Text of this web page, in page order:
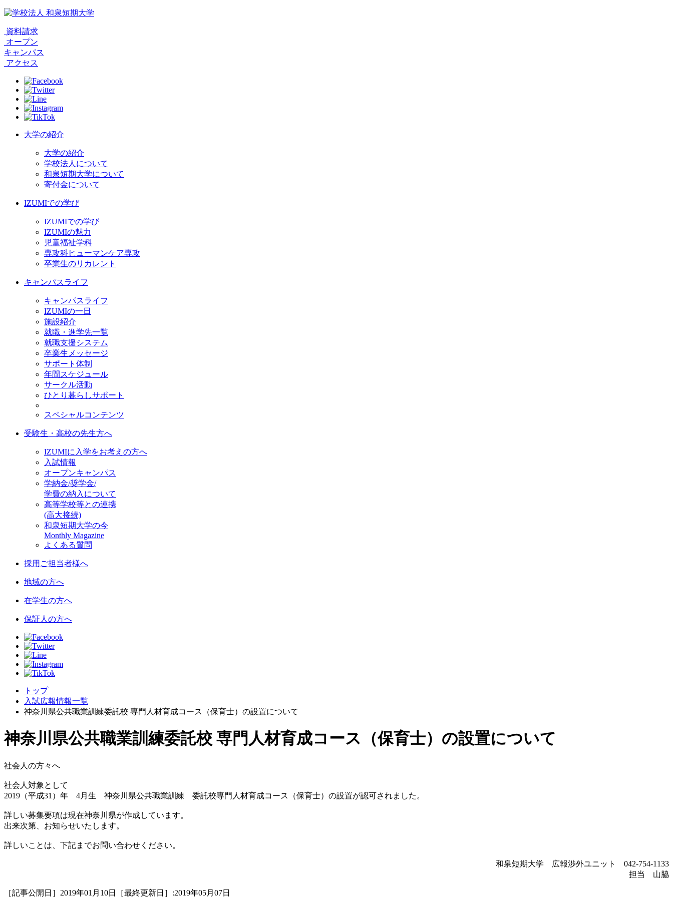
資料請求
オープン
キャンパス
アクセス
大学の紹介
大学の紹介
学校法人について
和泉短期大学について
寄付金について
IZUMIでの学び
IZUMIでの学び
IZUMIの魅力
児童福祉学科
専攻科ヒューマンケア専攻
卒業生のリカレント
キャンパスライフ
キャンパスライフ
IZUMIの一日
施設紹介
就職・進学先一覧
就職支援システム
卒業生メッセージ
サポート体制
年間スケジュール
サークル活動
ひとり暮らしサポート
スペシャルコンテンツ
受験生・高校の先生方へ
IZUMIに入学をお考えの方へ
入試情報
オープンキャンパス
学納金/奨学金/
学費の納入について
高等学校等との連携
(高大接続)
和泉短期大学の今
Monthly Magazine
よくある質問
採用ご担当者様へ
地域の方へ
在学生の方へ
保証人の方へ
トップ
入試広報情報一覧
神奈川県公共職業訓練委託校 専門人材育成コース（保育士）の設置について
神奈川県公共職業訓練委託校 専門人材育成コース（保育士）の設置について
社会人の方々へ
社会人対象として
2019（平成31）年 4月生 神奈川県公共職業訓練 委託校専門人材育成コース（保育士）の設置が認可されました。
詳しい募集要項は現在神奈川県が作成しています。
出来次第、お知らせいたします。
詳しいことは、下記までお問い合わせください。
和泉短期大学 広報渉外ユニット 042-754-1133
担当 山脇
［記事公開日］2019年01月10日［最終更新日］:2019年05月07日